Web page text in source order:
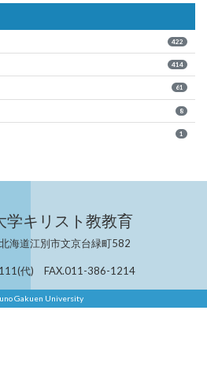
422
414
61
8
1
学キリスト教教育
道江別市文京台緑町582
代) FAX.011-386-1214
Gakuen University